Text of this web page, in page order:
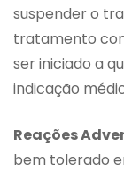
suspender o
tratamento
ser iniciado a
indicação
Reações
bem tolerado